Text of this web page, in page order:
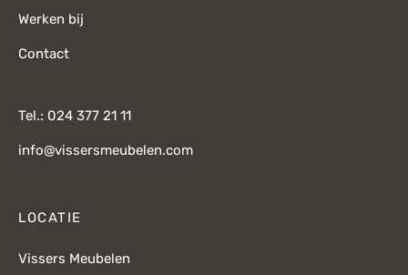
Werken bij
Contact
Tel.: 024 377 21 11
info@vissersmeubelen.com
LOCATIE
Vissers Meubelen